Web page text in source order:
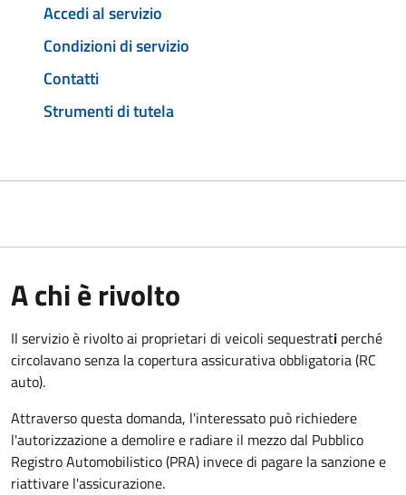
Accedi al servizio
Condizioni di servizio
Contatti
Strumenti di tutela
A chi è rivolto
Il servizio è rivolto ai proprietari di veicoli sequestrati perché
circolavano senza la copertura assicurativa obbligatoria (RC
auto).
Attraverso questa domanda, l'interessato può richiedere
l'autorizzazione a demolire e radiare il mezzo dal Pubblico
Registro Automobilistico (PRA) invece di pagare la sanzione e
riattivare l'assicurazione.